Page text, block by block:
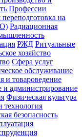
Профессии
на
Радиационная
РЖД Ритуальные
хозяйство
Сфера услуг
обслуживание
и товароведение
и администрирование
Физическая культура
безопасность